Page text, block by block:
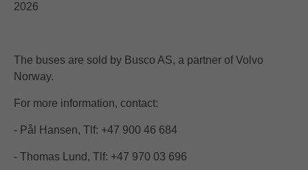
2026
The buses are sold by Busco AS, a partner of Volvo
Norway.
For more information, contact:
- Pål Hansen, Tlf: +47 900 46 684
- Thomas Lund, Tlf: +47 970 03 696